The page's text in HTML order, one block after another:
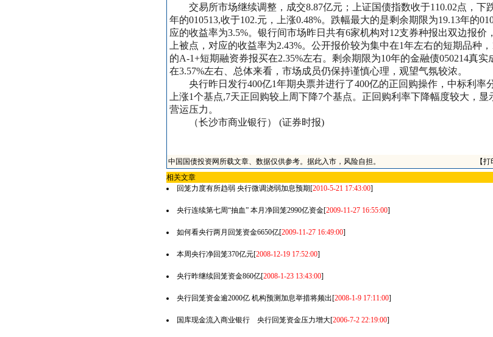
交易所市场继续调整，成交8.87亿元；上证国债指数收于110.02点，下
年的010513,收于102.元，上涨0.48%。跌幅最大的是剩余期限为19.13年的
应的收益率为3.5%。银行间市场昨日共有6家机构对12支券种报出双边报价
上被点，对应的收益率为2.43%。公开报价较为集中在1年左右的短期品种
的A-1+短期融资券报买在2.35%左右。剩余期限为10年的金融债050214真实
在3.57%左右、总体来看，市场成员仍保持谨慎心理，观望气氛较浓。
央行昨日发行400亿1年期央票并进行了400亿的正回购操作，中标利率分
上涨1个基点,7天正回购较上周下降7个基点。正回购利率下降幅度较大，
营运压力。
（长沙市商业银行） (证券时报)
中国国债投资网所载文章、数据仅供参考。据此入市，风险自担。
【打
相关文章
回笼力度有所趋弱 央行微调浇弱加息预期[2010-5-21 17:43:00]
央行连续第七周“抽血” 本月净回笼2990亿资金[2009-11-27 16:55:00]
如何看央行两月回笼资金6650亿[2009-11-27 16:49:00]
本周央行净回笼370亿元[2008-12-19 17:52:00]
央行昨继续回笼资金860亿[2008-1-23 13:43:00]
央行回笼资金逾2000亿 机构预测加息举措将频出[2008-1-9 17:11:00]
国库现金流入商业银行 央行回笼资金压力增大[2006-7-2 22:19:00]